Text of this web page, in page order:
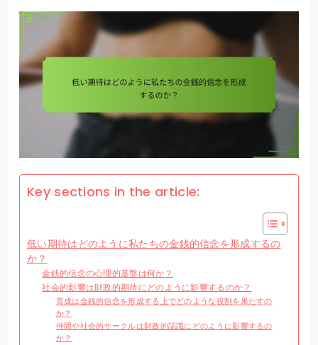
Key sections in the article:
低い期待はどのように私たちの金銭的信念を形成するの
か？
金銭的信念の心理的基盤は何か？
社会的影響は財政的期待にどのように影響するのか？
育成は金銭的信念を形成する上でどのような役割を果たすの
か？
仲間や社会的サークルは財政的認識にどのように影響するの
か？